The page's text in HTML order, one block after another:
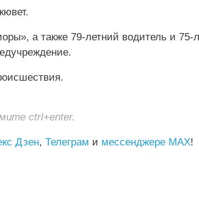
а также 79-летний водитель и 75-
ctrl+enter.
Дзен, Телеграм и мессенджере MAX!